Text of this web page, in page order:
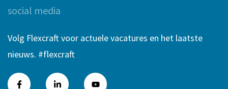
social media
Volg Flexcraft voor actuele vacatures en het laatste
nieuws. #flexcraft